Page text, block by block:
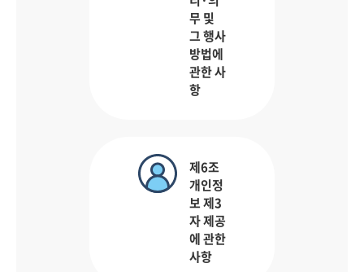
무 및
그 행사
방법에
관한 사
항
제6조
개인정
보 제3
자 제공
에 관한
사항